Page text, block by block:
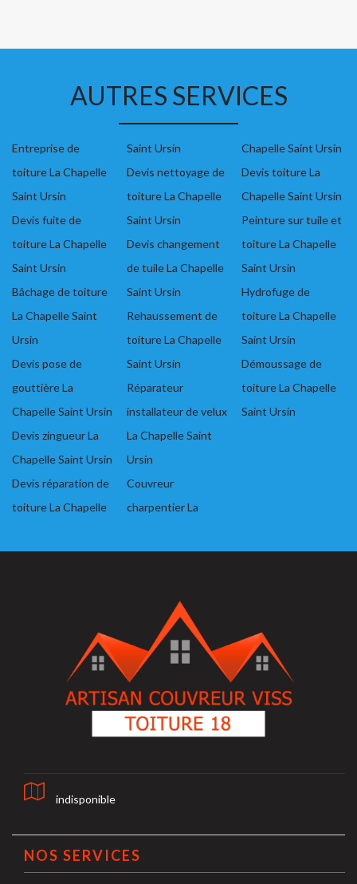
AUTRES SERVICES
Entreprise de
toiture La Chapelle
Saint Ursin
Devis fuite de
toiture La Chapelle
Saint Ursin
Bâchage de toiture
La Chapelle Saint
Ursin
Devis pose de
gouttière La
Chapelle Saint Ursin
Devis zingueur La
Chapelle Saint Ursin
Devis réparation de
toiture La Chapelle
Saint Ursin
Devis nettoyage de
toiture La Chapelle
Saint Ursin
Devis changement
de tuile La Chapelle
Saint Ursin
Rehaussement de
toiture La Chapelle
Saint Ursin
Réparateur
installateur de velux
La Chapelle Saint
Ursin
Couvreur
charpentier La
Chapelle Saint Ursin
Devis toiture La
Chapelle Saint Ursin
Peinture sur tuile et
toiture La Chapelle
Saint Ursin
Hydrofuge de
toiture La Chapelle
Saint Ursin
Démoussage de
toiture La Chapelle
Saint Ursin
indisponible
NOS SERVICES